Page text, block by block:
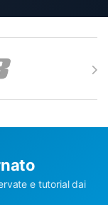
e tutorial dai